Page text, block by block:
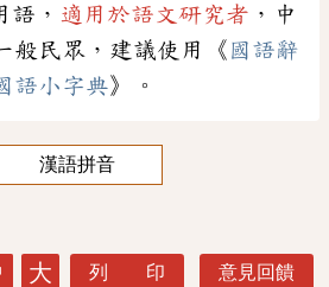
語， 適用於語文研究者 ，中
般民眾，建議使用《 國語辭
語小字典》。
漢語拼音
大 列 印 意見回饋